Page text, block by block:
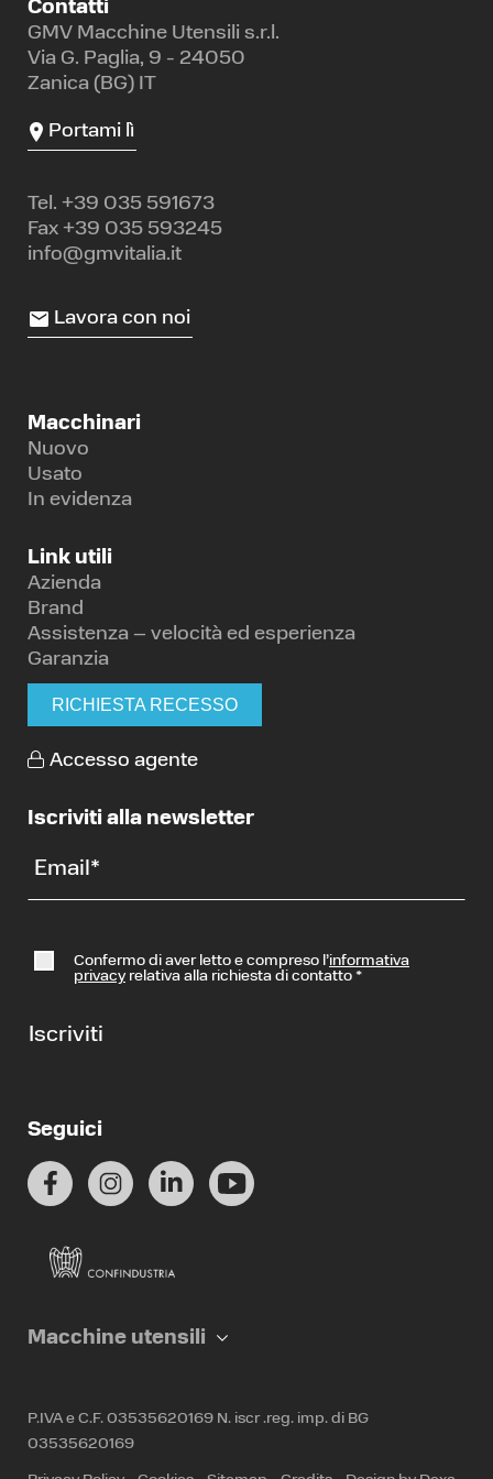
Contatti
GMV Macchine Utensili s.r.l.
Via G. Paglia, 9 - 24050
Zanica (BG) IT
Portami lì
Tel. +39 035 591673
Fax +39 035 593245
info@gmvitalia.it
Lavora con noi
Macchinari
Nuovo
Usato
In evidenza
Link utili
Azienda
Brand
Assistenza – velocità ed esperienza
Garanzia
RICHIESTA RECESSO
Accesso agente
Iscriviti alla newsletter
Email*
Confermo di aver letto e compreso l’informativa
privacyrelativa alla richiesta di contatto *
Iscriviti
Seguici
Macchine utensili
P.IVA e C.F. 03535620169 N. iscr .reg. imp. di BG
03535620169